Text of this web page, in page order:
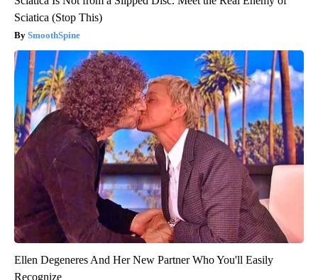
Sciatica (Stop This)
SmoothSpine
Ellen Degeneres And Her New Partner Who You'll Easily
Recognize